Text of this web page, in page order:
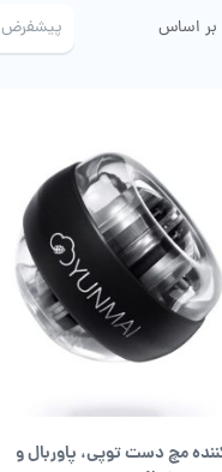
اساس پیشفرض
مچ دست توپی، پاوربال و